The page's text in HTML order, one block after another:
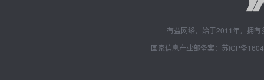
有益网络，始于2011年，拥
国家信息产业部备案：苏ICP备